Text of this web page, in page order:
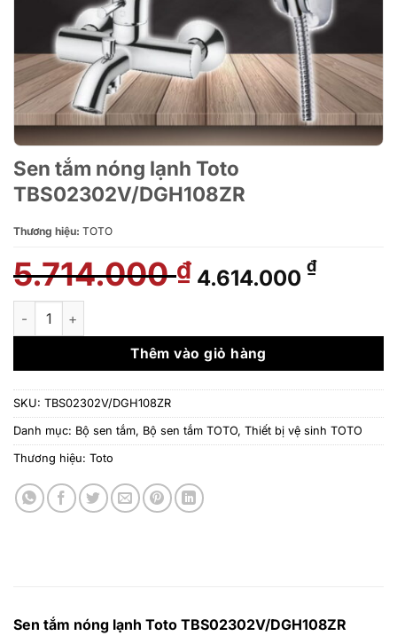
Sen tắm nóng lạnh Toto
TBS02302V/DGH108ZR
Thương hiệu: TOTO
5.714.000₫ Giá
gốc
5.714.000 ₫.
4.614.000 ₫Giá
là:
Sen tắm nóng lạnh Toto TBS02302V/DGH108ZR số lượng
Thêm vào giỏ hàng
SKU: TBS02302V/DGH108ZR
Danh mục: Bộ sen tắm, Bộ sen tắm TOTO, Thiết bị vệ sinh TOTO
Thương hiệu: Toto
Sen tắm nóng lạnh Toto TBS02302V/DGH108ZR